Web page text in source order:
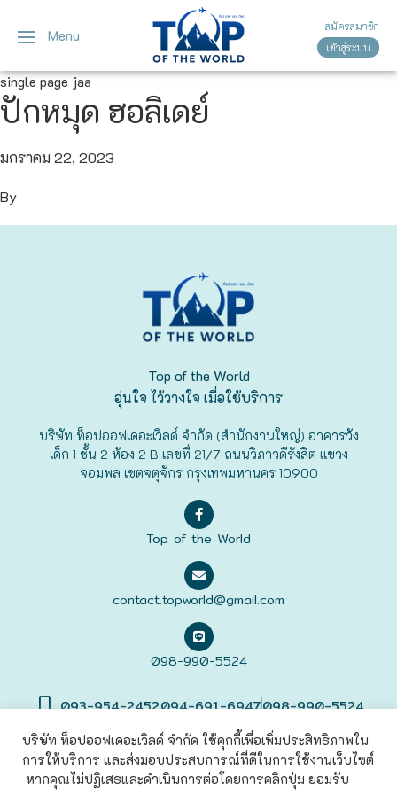
Menu
สมัครสมาชิก
เข้าสู่ระบบ
single page jaa
ปักหมุด ฮอลิเดย์
มกราคม 22, 2023
By
Top of the World
อุ่นใจ ไว้วางใจ เมื่อใช้บริการ
บริษัท ท็อปออฟเดอะเวิลด์ จำกัด (สำนักงานใหญ่) อาคารวัง
เด็ก 1 ชั้น 2 ห้อง 2 B เลขที่ 21/7 ถนนวิภาวดีรังสิต แขวง
จอมพล เขตจตุจักร กรุงเทพมหานคร 10900
Top of the World
contact.topworld@gmail.com
098-990-5524
093-954-2452094-691-6947098-990-5524
©2022 Top of The World Co., Ltd. All rights Reserved. | เข้าสู่
บริษัท ท็อปออฟเดอะเวิลด์ จำกัด ใช้คุกกี้เพื่อเพิ่มประสิทธิภาพใน
การให้บริการ และส่งมอบประสบการณ์ที่ดีในการใช้งานเว็บไซต์
หากคุณไม่ปฏิเสธและดำเนินการต่อโดยการคลิกปุ่ม ยอมรับ
ญี่ปุ่นทัวร์ญี่ปุ่น
โตเกียว
โอซาก้า
ฟุกุโอะกะ
ฟูระโนะ
เวียดนาม
ทัวร์เวียดนาม